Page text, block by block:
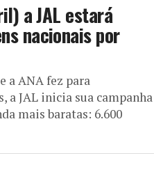
a JAL estará
nacionais por
a ANA fez para
a JAL inicia sua campanha
mais baratas: 6.600